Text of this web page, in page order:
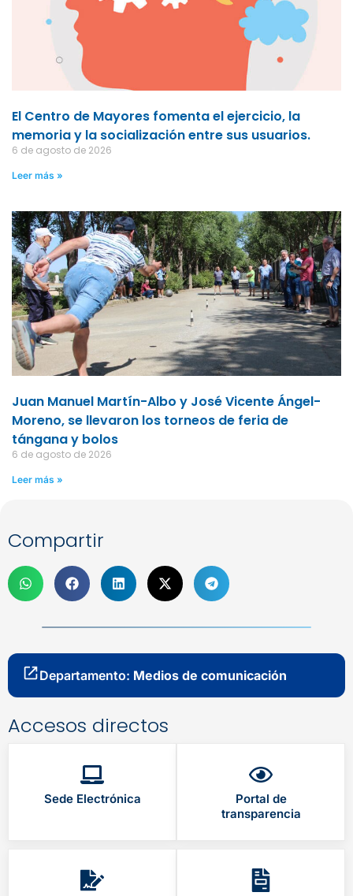
El Centro de Mayores fomenta el ejercicio, la
memoria y la socialización entre sus usuarios.
6 de agosto de 2026
Leer más »
Juan Manuel Martín-Albo y José Vicente Ángel-
Moreno, se llevaron los torneos de feria de
tángana y bolos
6 de agosto de 2026
Leer más »
Compartir
Departamento: Medios de comunicación
Accesos directos
Sede Electrónica
Portal de
transparencia